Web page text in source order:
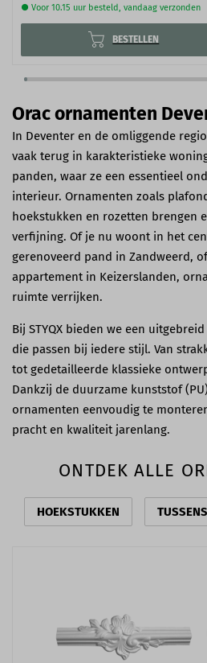
● Voor 10.15 uur besteld, vandaag verzonden
BESTELLEN
Orac ornamenten
In Deventer en de omliggende
vaak terug in karakteristieke
panden, waar ze een essentieel
interieur. Ornamenten zoals
hoekstukken en rozetten brengen
verfijning. Of je nu woont in het
gerenoveerd pand in Zandweerd,
appartement in Keizerslanden,
ruimte verrijken.
Bij STYQX bieden we een
die passen bij iedere stijl. Van
tot gedetailleerde klassieke
Dankzij de duurzame kunststof
ornamenten eenvoudig te
pracht en kwaliteit jarenlang.
ONTDEK ALLE
HOEKSTUKKEN